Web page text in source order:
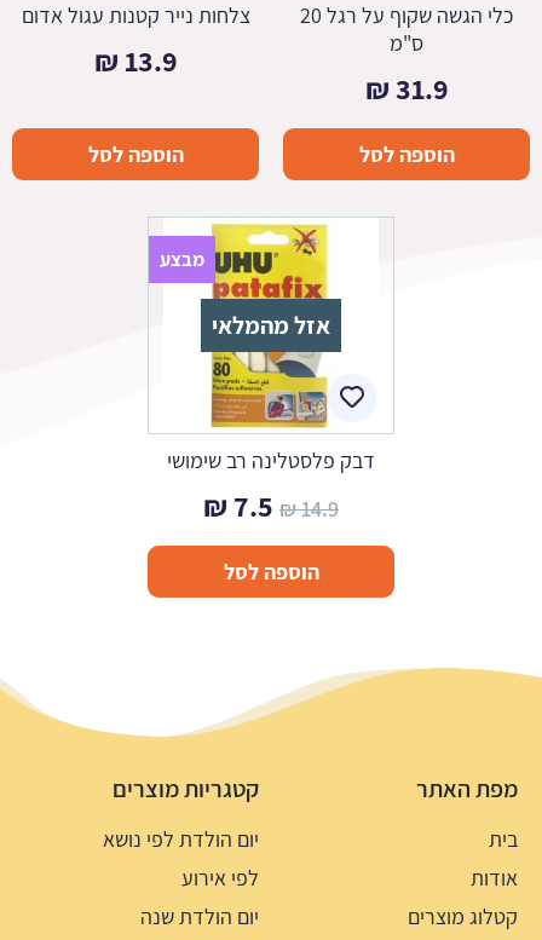
כלי הגשה שקוף על רגל 20
ס"מ
31.9
₪
הוספה לסל
צלחות נייר קטנות עגול אדום
13.9
₪
הוספה לסל
אזל מהמלאי
מבצע
דבק פלסטלינה רב שימושי
14.9
₪ המחיר
המקורי
היה:
7.5
₪
הנוכחי
הוספה לסל
מפת האתר
בית
אודות
קטלוג מוצרים
קטגריות מוצרים
יום הולדת לפי נושא
לפי אירוע
יום הולדת שנה